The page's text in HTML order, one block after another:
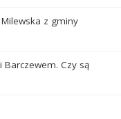
Milewska z gminy
Czy są